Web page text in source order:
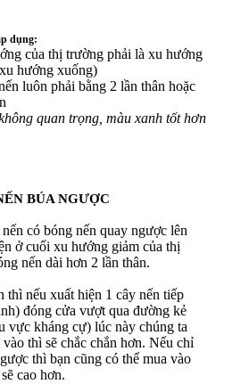
dụng:
của thị trường phải là xu hướng
hướng xuống)
luôn phải bằng 2 lần thân hoặc
quan trọng, màu xanh tốt hơn
BÚA NGƯỢC
có bóng nến quay ngược lên
ở cuối xu hướng giảm của thị
nến dài hơn 2 lần thân.
thì nếu xuất hiện 1 cây nến tiếp
đóng cửa vượt qua đường kẻ
vực kháng cự) lúc này chúng ta
vào thì sẽ chắc chắn hơn. Nếu chỉ
thì bạn cũng có thể mua vào
cao hơn.